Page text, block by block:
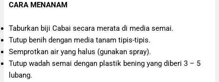
CARA MENANAM
Taburkan biji Cabai secara merata di media semai.
Tutup benih dengan media tanam tipis-tipis.
Semprotkan air yang halus (gunakan spray).
Tutup wadah semai dengan plastik bening yang diberi 3 – 5
lubang.